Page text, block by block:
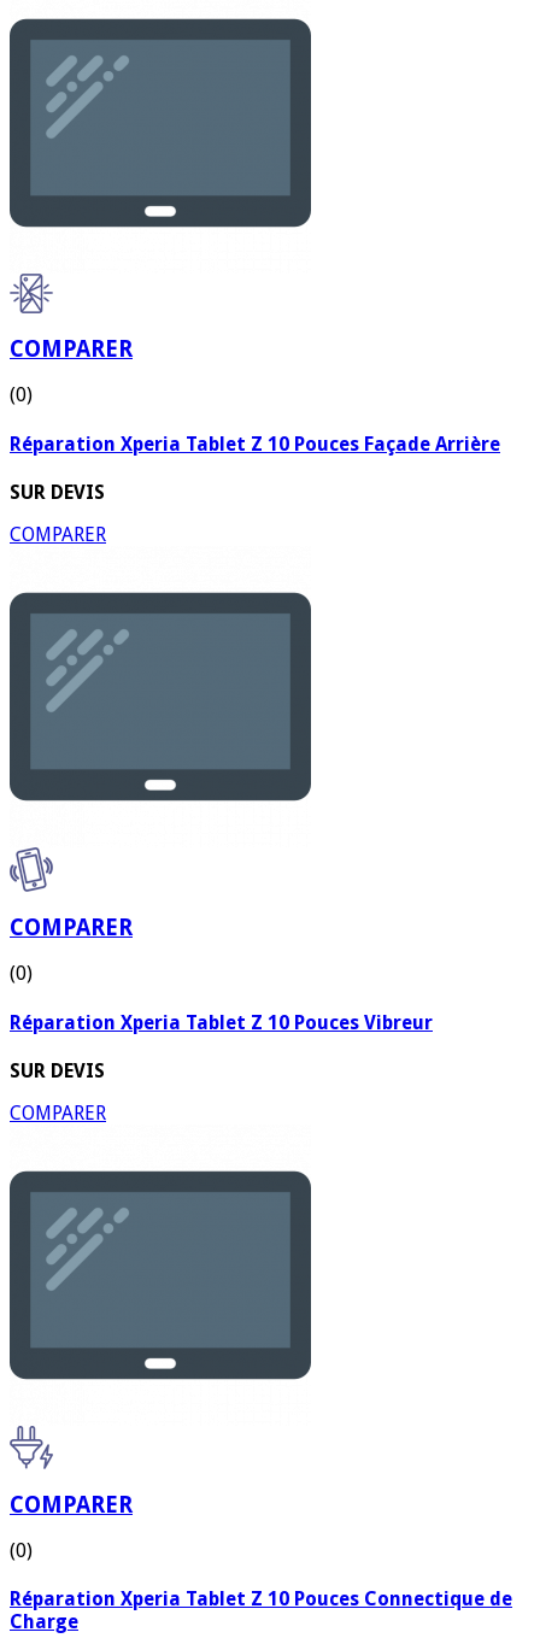
COMPARER
(0)
Réparation Xperia Tablet Z 10 Pouces Façade Arrière
SUR DEVIS
COMPARER
COMPARER
(0)
Réparation Xperia Tablet Z 10 Pouces Vibreur
SUR DEVIS
COMPARER
COMPARER
(0)
Réparation Xperia Tablet Z 10 Pouces Connectique de
Charge